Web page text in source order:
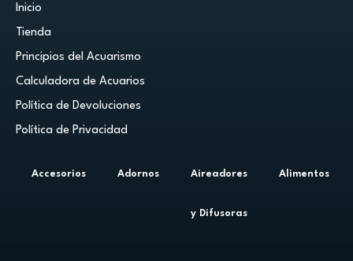
Inicio
Tienda
Principios del Acuarismo
Calculadora de Acuarios
Política de Devoluciones
Política de Privacidad
Accesorios Adornos Aireadores
y Difusoras
Alimentos